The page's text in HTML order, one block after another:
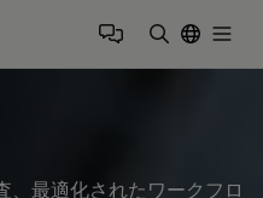
、最適化されたワークフロ